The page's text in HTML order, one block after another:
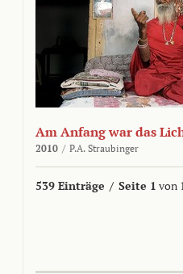
Am Anfang war das
2010 / P.A. Straubinger
539 Einträge / Seite 1 von